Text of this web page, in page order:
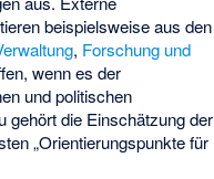
beispielsweise aus den
, Forschung und
wenn es der
und politischen
gehört die Einschätzung der
„Orientierungspunkte für